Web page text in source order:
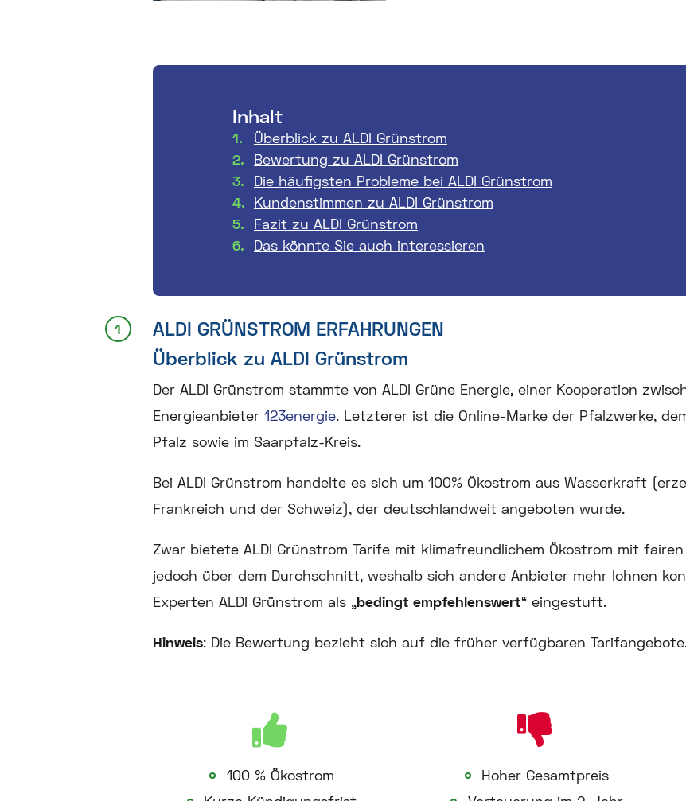
Inhalt
Überblick zu ALDI Grünstrom
Bewertung zu ALDI Grünstrom
Die häufigsten Probleme bei ALDI Grünstrom
Kundenstimmen zu ALDI Grünstrom
Fazit zu ALDI Grünstrom
Das könnte Sie auch interessieren
ALDI GRÜNSTROM ERFAHRUNGEN
Überblick zu ALDI Grünstrom
Der ALDI Grünstrom stammte von ALDI Grüne Energie, einer Kooperation
Energieanbieter 123energie. Letzterer ist die Online-Marke der Pfalzwerke,
Pfalz sowie im Saarpfalz-Kreis.
Bei ALDI Grünstrom handelte es sich um 100% Ökostrom aus Wasserkraft
Frankreich und der Schweiz), der deutschlandweit angeboten wurde.
Zwar bietete ALDI Grünstrom Tarife mit klimafreundlichem Ökostrom mit
jedoch über dem Durchschnitt, weshalb sich andere Anbieter mehr lohnen
Experten ALDI Grünstrom als „bedingt empfehlenswert“ eingestuft.
Hinweis: Die Bewertung bezieht sich auf die früher verfügbaren
100 % Ökostrom
Hoher Gesamtpreis